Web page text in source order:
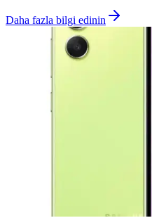
Daha fazla bilgi edinin